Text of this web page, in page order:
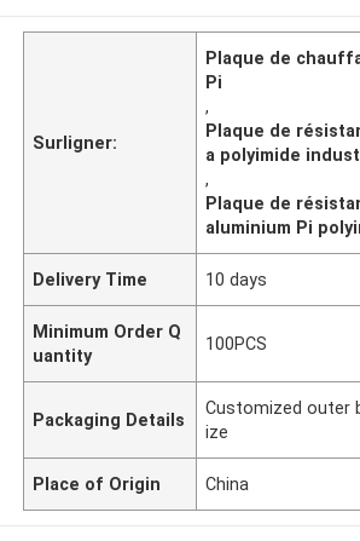
Surligner:
Plaque de
Pi
,
Plaque de
a polyimide
,
Plaque de
aluminium Pi
Delivery Time 10 days
Minimum Order Q
uantity
100PCS
Packaging Details
Customized outer
ize
Place of Origin China